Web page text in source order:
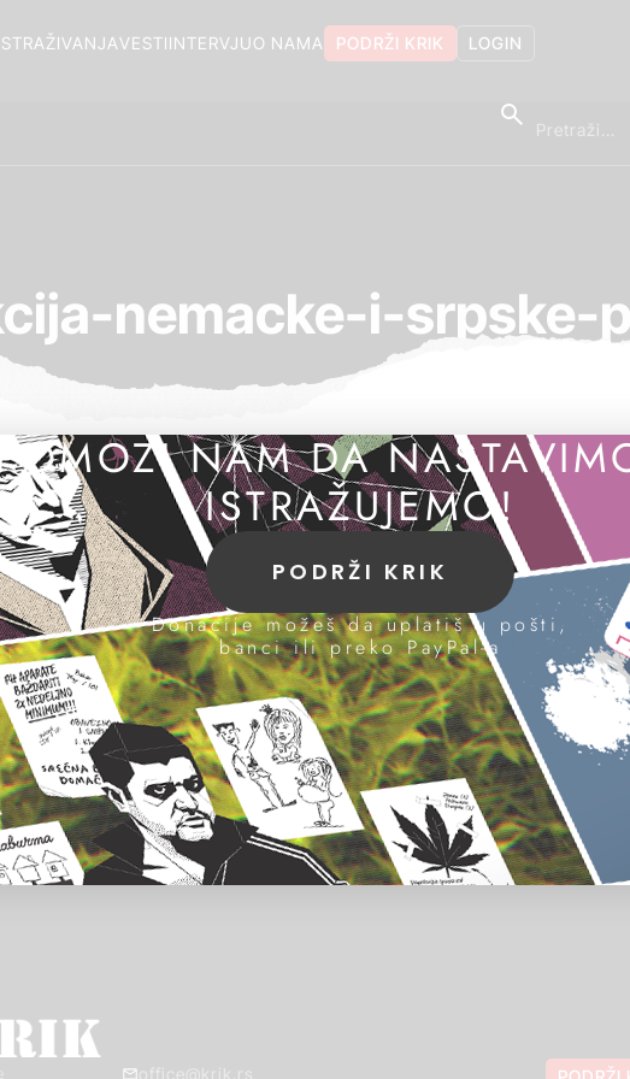
LOGIN
PODRŽI KRIK
O NAMA
INTERVJU
VESTI
nemacke-i-srpske-
office@krik.rs
NAM DA
ISTRAŽUJEMO!
PODRŽI KRIK
Donacije možeš da uplatiš u pošti,
banci ili preko PayPal-a